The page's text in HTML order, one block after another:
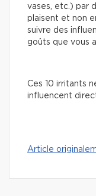
vases, etc.) par
plaisent et non
suivre des
goûts que vous
Ces 10 irritants
influencent
Article